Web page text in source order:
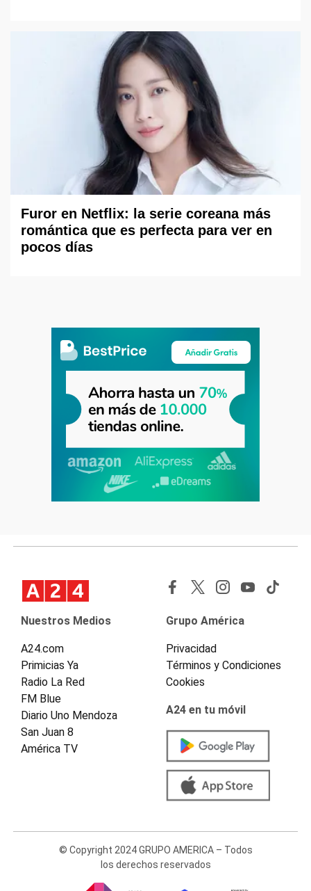
Furor en Netflix: la serie coreana más
romántica que es perfecta para ver en
pocos días
Nuestros Medios
A24.com
Primicias Ya
Radio La Red
FM Blue
Diario Uno Mendoza
San Juan 8
América TV
Grupo América
Privacidad
Términos y Condiciones
Cookies
A24 en tu móvil
© Copyright 2024 GRUPO AMERICA – Todos
los derechos reservados